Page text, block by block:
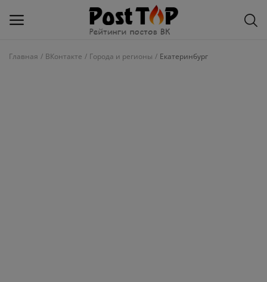
Главная ВКонтакте Города и регионы Екатеринбург